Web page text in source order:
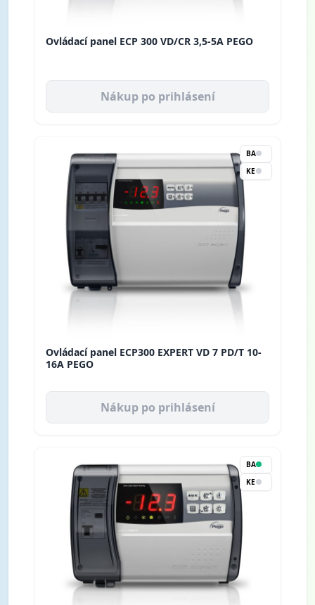
Ovládací panel ECP 300 VD/CR 3,5-5A PEGO
Nákup po prihlásení
BA
KE
Ovládací panel ECP300 EXPERT VD 7 PD/T 10-
16A PEGO
Nákup po prihlásení
BA
KE